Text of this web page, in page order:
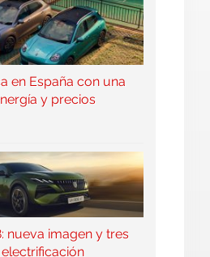
en España con una
y precios
nueva imagen y tres